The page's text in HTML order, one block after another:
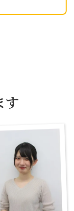
す